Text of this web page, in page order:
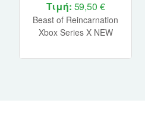
Τιμή: 59,50 €
Beast of Reincarnation
Xbox Series X NEW